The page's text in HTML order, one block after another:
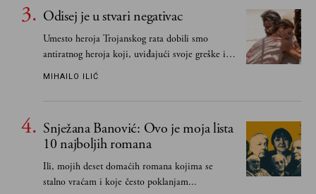
Odisej je u stvari negativac
Umesto heroja Trojanskog rata dobili smo
antiratnog heroja koji, uviđajući svoje greške i
učeći na njima, shvata da postoje stvari koje su
MIHAILO ILIĆ
Snježana Banović: Ovo je moja lista
10 najboljih romana
Ili, mojih deset domaćih romana kojima se
stalno vraćam i koje često poklanjam...